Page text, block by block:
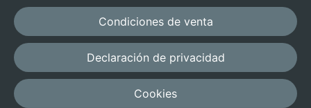
Condiciones de venta
Declaración de privacidad
Cookies